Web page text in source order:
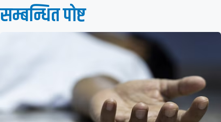
सम्बन्धित पाेष्ट